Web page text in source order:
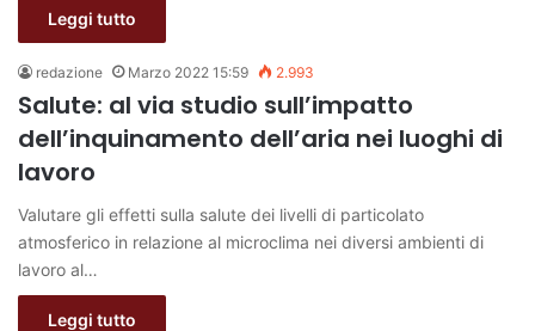
Leggi tutto
redazione Marzo 2022 15:59 2.993
Salute: al via studio sull’impatto
dell’inquinamento dell’aria nei luoghi di
lavoro
Valutare gli effetti sulla salute dei livelli di particolato
atmosferico in relazione al microclima nei diversi ambienti di
lavoro al…
Leggi tutto